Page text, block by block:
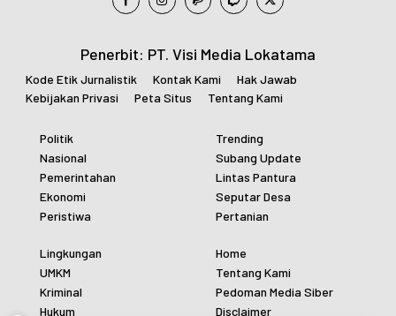
Penerbit: PT. Visi Media Lokatama
Kode Etik Jurnalistik Kontak Kami
Hak Jawab
Kebijakan Privasi
Peta Situs Tentang Kami
Politik
Nasional
Pemerintahan
Ekonomi
Peristiwa
Trending
Subang Update
Lintas Pantura
Seputar Desa
Pertanian
Lingkungan
UMKM
Kriminal
Hukum
Home
Tentang Kami
Pedoman Media Siber
Disclaimer